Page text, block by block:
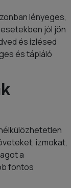
lényeges,
jól jön
és ízlésed
és tápláló
izmokat,
a
fontos